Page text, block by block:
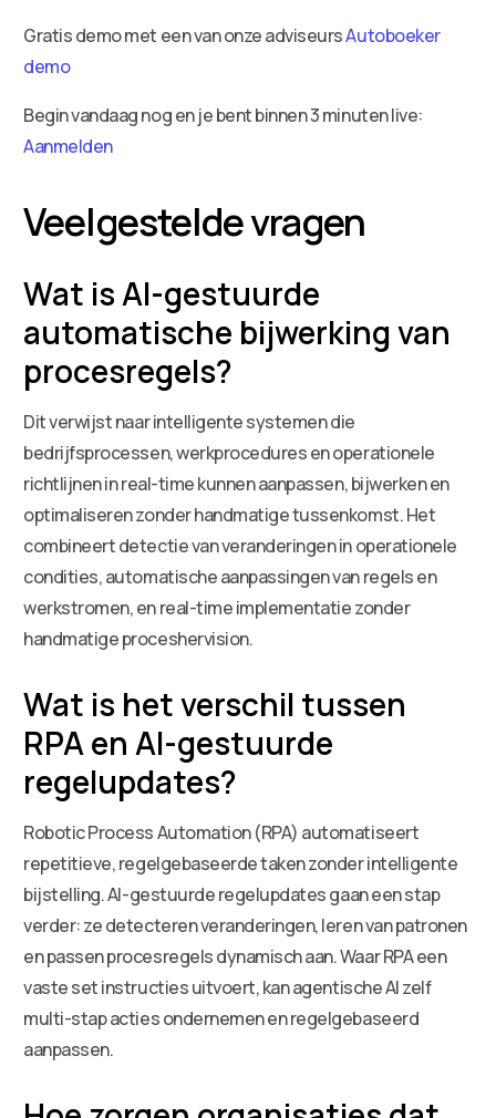
Gratis demo met een van onze adviseursAutoboeker
demo
Begin vandaag nog en je bent binnen 3 minuten live:
Aanmelden
Veelgestelde vragen
Wat is AI-gestuurde
automatische bijwerking van
procesregels?
Dit verwijst naar intelligente systemen die
bedrijfsprocessen, werkprocedures en operationele
richtlijnen in real-time kunnen aanpassen, bijwerken en
optimaliseren zonder handmatige tussenkomst. Het
combineert detectie van veranderingen in operationele
condities, automatische aanpassingen van regels en
werkstromen, en real-time implementatie zonder
handmatige proceshervision.
Wat is het verschil tussen
RPA en AI-gestuurde
regelupdates?
Robotic Process Automation (RPA) automatiseert
repetitieve, regelgebaseerde taken zonder intelligente
bijstelling. AI-gestuurde regelupdates gaan een stap
verder: ze detecteren veranderingen, leren van patronen
en passen procesregels dynamisch aan. Waar RPA een
vaste set instructies uitvoert, kan agentische AI zelf
multi-stap acties ondernemen en regelgebaseerd
aanpassen.